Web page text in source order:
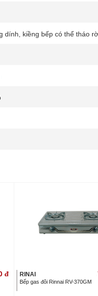
dính, kiềng bếp có thể tháo
đ
RINAI
Bếp gas đôi Rinnai RV-370GM